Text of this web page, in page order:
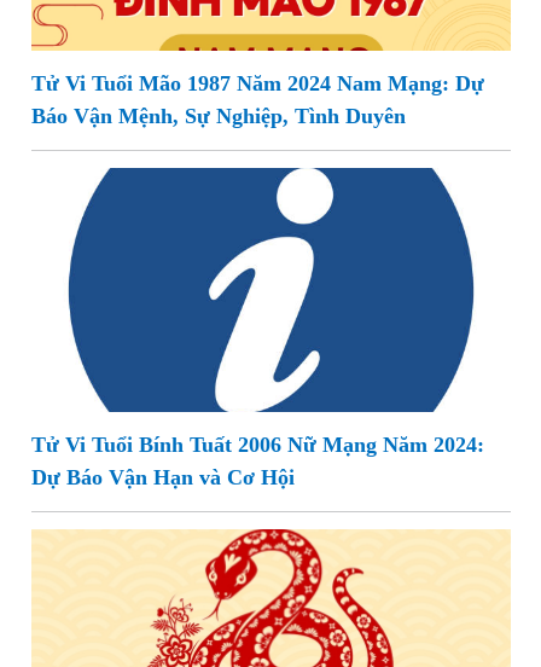
Tử Vi Tuổi Mão 1987 Năm 2024 Nam Mạng: Dự
Báo Vận Mệnh, Sự Nghiệp, Tình Duyên
Tử Vi Tuổi Bính Tuất 2006 Nữ Mạng Năm 2024:
Dự Báo Vận Hạn và Cơ Hội